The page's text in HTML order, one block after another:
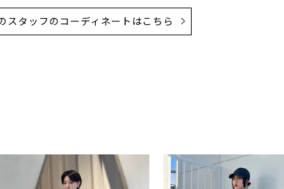
スタッフのコーディネートはこちら